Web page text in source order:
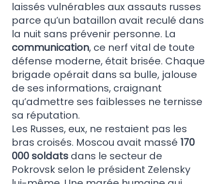
laissés vulnérables aux assauts russes
parce qu’un bataillon avait reculé dans
la nuit sans prévenir personne. La
communication, ce nerf vital de toute
défense moderne, était brisée. Chaque
brigade opérait dans sa bulle, jalouse
de ses informations, craignant
qu’admettre ses faiblesses ne ternisse
sa réputation.
Les Russes, eux, ne restaient pas les
bras croisés. Moscou avait massé 170
000 soldats dans le secteur de
Pokrovsk selon le président Zelensky